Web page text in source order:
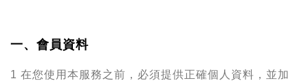
一、會員資料
1 在您使用本服務之前，必須提供正確個人資料，並加